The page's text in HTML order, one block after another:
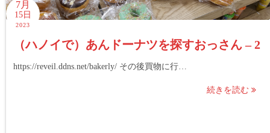
7月
15日
2023
（ハノイで）あんドーナツを探すおっさん – 2
https://reveil.ddns.net/bakerly/ その後買物に行…
続きを読む